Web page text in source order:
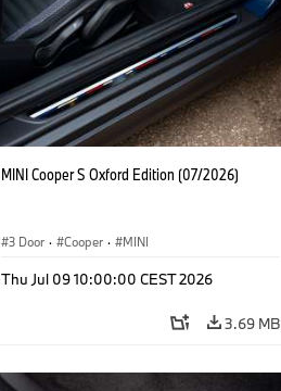
MINI Cooper S Oxford Edition (07/2026)
3 Door · Cooper · MINI
Thu Jul 09 10:00:00 CEST 2026
3.69 MB